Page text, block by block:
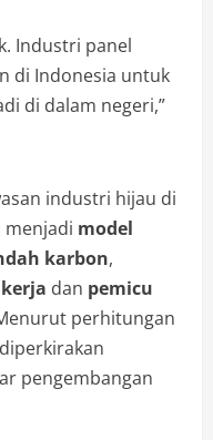
Industri panel
di Indonesia untuk
di dalam negeri,”
industri hijau di
menjadi model
karbon,
dan pemicu
perhitungan
pengembangan